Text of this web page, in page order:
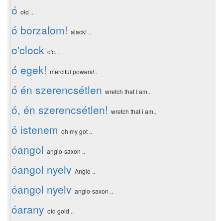
ó old ..
ó borzalom! alack! ..
o'clock o'c. ..
ó egek! merciful powers!..
ó én szerencsétlen wretch that I am..
ó, én szerencsétlen! wretch that i am..
ó istenem oh my got ..
óangol anglo-saxon ..
óangol nyelv Anglo ..
óangol nyelv anglo-saxon ..
óarany old gold ..